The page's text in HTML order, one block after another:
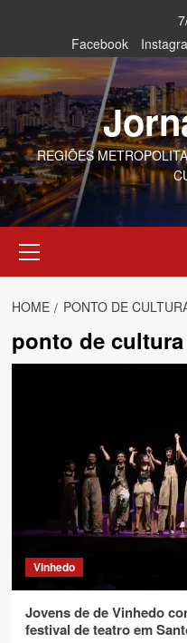
content
Facebook
REGIÕES
Menu
HOME PONTO DE
ponto de cultura
Vinhedo
Jovens de de Vinhedo
festival de teatro em